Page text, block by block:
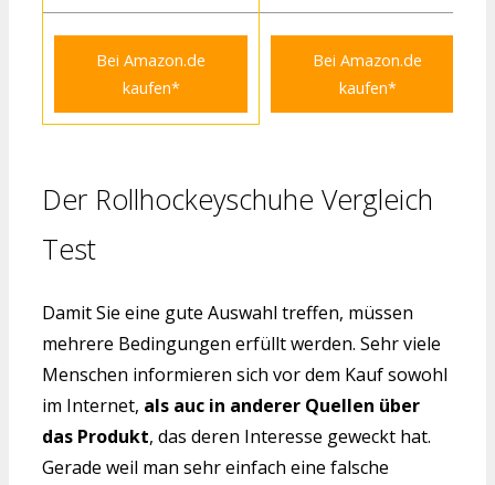
Bei Amazon.de
kaufen*
Bei Amazon.de
kaufen*
Der Rollhockeyschuhe Vergleich
Test
Damit Sie eine gute Auswahl treffen, müssen
mehrere Bedingungen erfüllt werden. Sehr viele
Menschen informieren sich vor dem Kauf sowohl
im Internet, als auc in anderer Quellen über
das Produkt, das deren Interesse geweckt hat.
Gerade weil man sehr einfach eine falsche